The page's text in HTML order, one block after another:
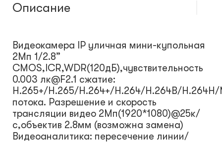
Описание
Видеокамера IP уличная мини-купольная
2Мп 1/2.8”
CMOS,ICR,WDR(120дБ),чувствительность
0.003 лк@F2.1 сжатие:
H.265+/H.265/H.264+/H.264/H.264B/H.264H/
потока. Разрешение и скорость
трансляции видео 2Мп(1920*1080)@25к/
с,объектив 2.8мм (возможна замена)
Видеоаналитика: пересечение линии/